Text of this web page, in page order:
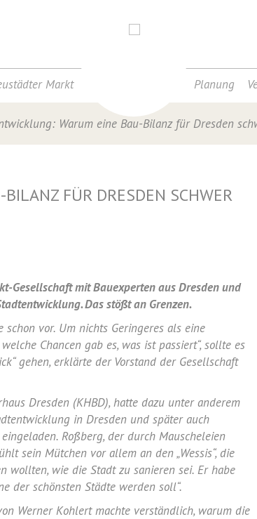
Markt Planung
Warum eine Bau-Bilanz für Dresden
FÜR DRESDEN SCHWER
Gesellschaft mit Bauexperten aus Dresden und
Das stößt an Grenzen.
schon vor. Um nichts Geringeres als eine
welche Chancen gab es, was ist passiert“, sollte es
gehen, erklärte der Vorstand der Gesellschaft
Dresden (KHBD), hatte dazu unter anderem
in Dresden und später auch
Roßberg, der durch Mauscheleien
sein Mütchen vor allem an den „Wessis“, die
wollten, wie die Stadt zu sanieren sei. Er habe
der schönsten Städte werden soll“.
Werner Kohlert machte verständlich, warum die